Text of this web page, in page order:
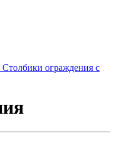
ограждения с